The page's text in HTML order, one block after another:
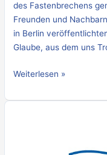
des Fastenbrechens
Freunden und
in Berlin
Glaube, aus dem uns
Weiterlesen »